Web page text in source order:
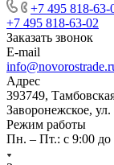
+7 495 818-63-
+7 495 818-63-02
Заказать звонок
E-mail
Адрес
393749,
Заворонежское,
Режим работы
Пн. – Пт.: с 9:00 до